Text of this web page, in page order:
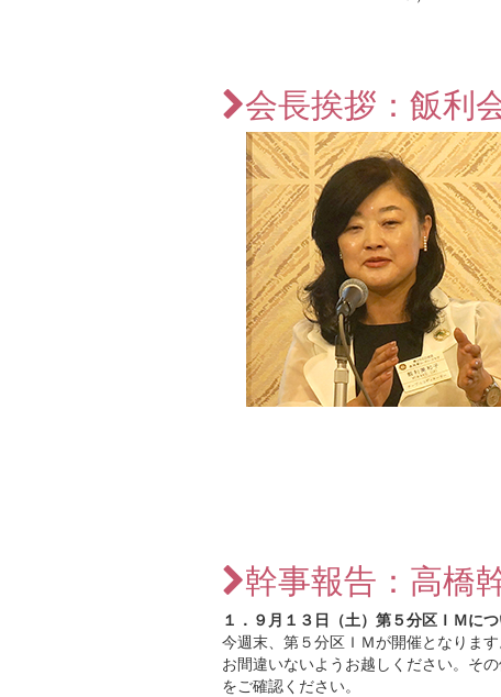
会長挨拶：飯利
幹事報告：高橋
１．９月１３日（土）第５分区ＩＭに
今週末、第５分区ＩＭが開催となりま
お間違いないようお越しください。そ
をご確認ください。